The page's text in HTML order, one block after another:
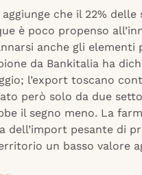
aggiunge che il 22%
è poco propenso
anche gli
da Bankitalia ha
l’export toscano
però solo da due
il segno meno. La
dell’import pesante di
un basso valore